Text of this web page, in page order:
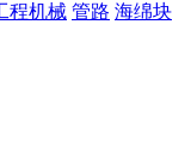
程机械 管路 海绵块